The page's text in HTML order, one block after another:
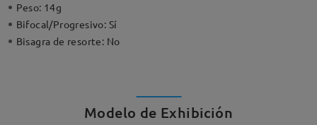
Peso: 14g
Bifocal/Progresivo: Sí
Bisagra de resorte: No
Modelo de Exhibición